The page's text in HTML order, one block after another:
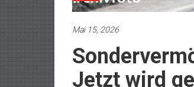
Mai 15, 2026
Jetzt wird